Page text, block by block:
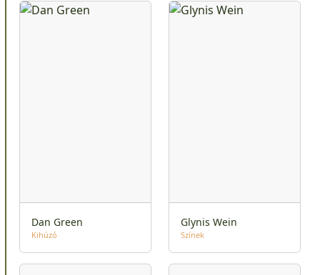
Dan Green
Kihúzó
Glynis Wein
Színek